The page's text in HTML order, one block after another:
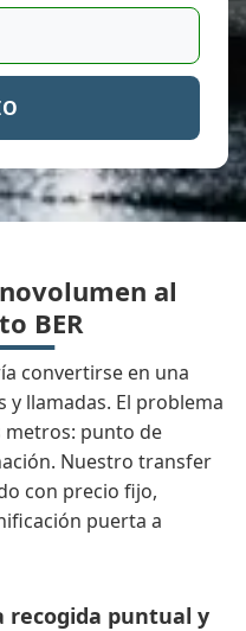
al
BER
convertirse en una
llamadas. El problema
metros: punto de
Nuestro transfer
con precio fijo,
puerta a
recogida puntual y